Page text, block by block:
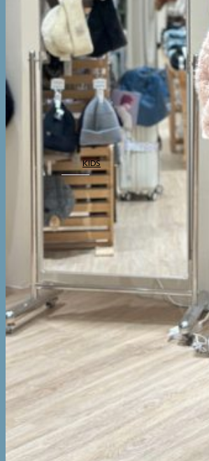
TOP
BOTTOM
DRESSES & AIRPORT
LOOKS
THERMAL
UNDERWEAR
KIDS
COATS
TOP
BOTTOM
SETS & AIRPORT
LOOKS
THERMAL
UNDERWEAR
WINTER
ACCESSORIES
BOOTS
BOOTS
WINTER ACCESSORIES
TRAVEL ESSENTIALS